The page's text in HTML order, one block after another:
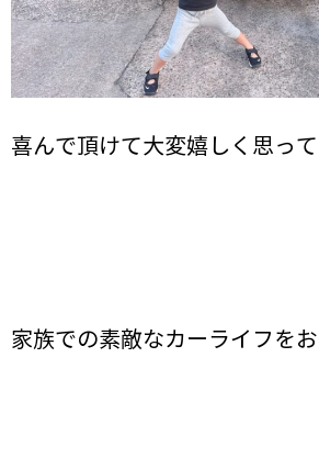
喜んで頂けて大変嬉しく思っ
家族での素敵なカーライフを